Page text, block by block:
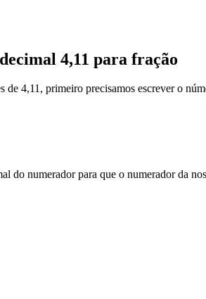
4,11 para fração
de 4,11, primeiro precisamos escrever o
do numerador para que o numerador da